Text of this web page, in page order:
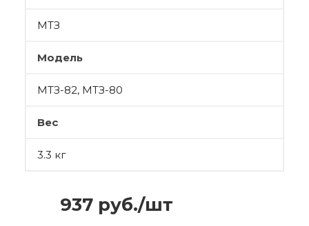
МТЗ
Модель
МТЗ-82, МТЗ-80
Вес
3.3 кг
937 руб./шт